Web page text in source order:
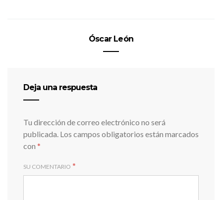
Óscar León
Deja una respuesta
Tu dirección de correo electrónico no será
publicada. Los campos obligatorios están marcados
con *
SU COMENTARIO *